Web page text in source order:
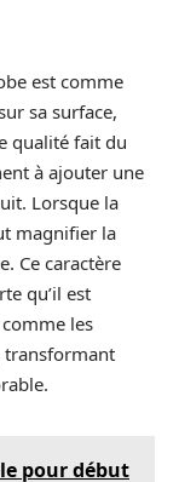
est comme
sa surface,
qualité fait du
à ajouter une
Lorsque la
magnifier la
Ce caractère
qu’il est
les
transformant
pour début